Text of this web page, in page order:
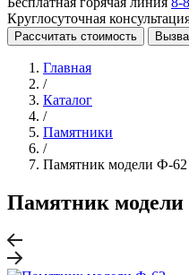
Круглосуточная
Рассчитать стоимость
Главная
/
Каталог
/
Памятники
/
Памятник модели Ф-62
Памятник